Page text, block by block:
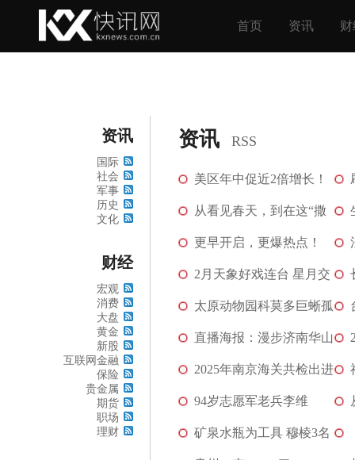
首页 资讯
资讯
国际
社会
军事
历史
文化
财经
宏观
消费
大盘
黄金
新股
互联网金融
保险
贵金属
期货
职场
理财
资讯 RSS
美区年中促近2倍增长！
内容驱动TikTok ...[图]
从看见春天，到在这“撒
野”：「超会玩...[图]
更早开启，更爆热点！
TikTok Shop美区...[图]
2月天象好戏连台 星月交
辉添彩新春
太原动物园科莫多巨蜥孤
雌生殖繁育成功...[图]
直播海报：漫步济南华山
风景区 生态画...[图]
2025年南京海关共检出进
境植物有害生物...[图]
94岁志愿军老兵李维
波：“我不是讲课，...
矿泉水瓶为工具 穆棱3名